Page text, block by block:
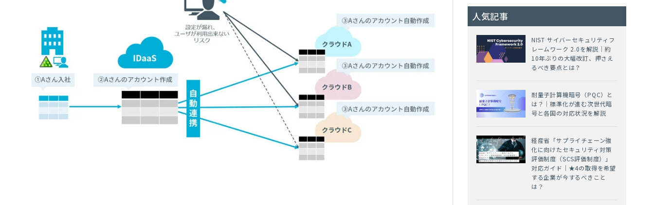
人気記事
NIST サイバーセキュリティフ
レームワーク 2.0を解説｜約
10年ぶりの大幅改訂、押さえ
るべき要点とは？
耐量子計算機暗号（PQC）と
は？｜標準化が進む次世代暗
号と各国の対応状況を解説
経産省「サプライチェーン強
化に向けたセキュリティ対策
評価制度（SCS評価制度）」
対応ガイド｜★4の取得を希望
する企業が今するべきこと
は？